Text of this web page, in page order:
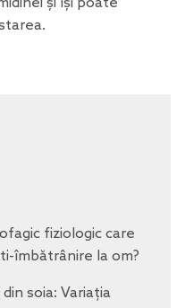
fiziologic care
îmbătrânire la om?
soia: Variația